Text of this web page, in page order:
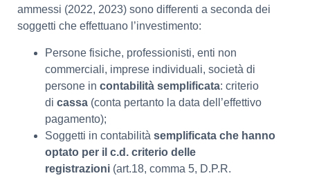
ammessi (2022, 2023) sono differenti a seconda dei
soggetti che effettuano l’investimento:
Persone fisiche, professionisti, enti non
commerciali, imprese individuali, società di
persone in contabilità semplificata: criterio
di cassa (conta pertanto la data dell’effettivo
pagamento);
Soggetti in contabilità semplificata che hanno
optato per il c.d. criterio delle
registrazioni (art.18, comma 5, D.P.R.